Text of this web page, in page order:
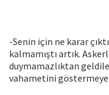
-Senin için ne karar
kalmamıştı artık.
duymamazlıktan
vahametini